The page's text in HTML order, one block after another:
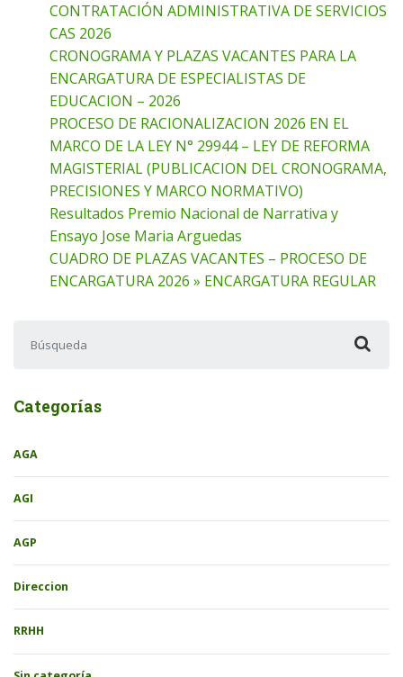
CONTRATACIÓN ADMINISTRATIVA DE SERVICIOS
CAS 2026
CRONOGRAMA Y PLAZAS VACANTES PARA LA
ENCARGATURA DE ESPECIALISTAS DE
EDUCACION – 2026
PROCESO DE RACIONALIZACION 2026 EN EL
MARCO DE LA LEY N° 29944 – LEY DE REFORMA
MAGISTERIAL (PUBLICACION DEL CRONOGRAMA,
PRECISIONES Y MARCO NORMATIVO)
Resultados Premio Nacional de Narrativa y
Ensayo Jose Maria Arguedas
CUADRO DE PLAZAS VACANTES – PROCESO DE
ENCARGATURA 2026 » ENCARGATURA REGULAR
Categorías
AGA
AGI
AGP
Direccion
RRHH